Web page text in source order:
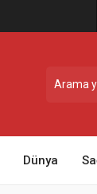
Dünya